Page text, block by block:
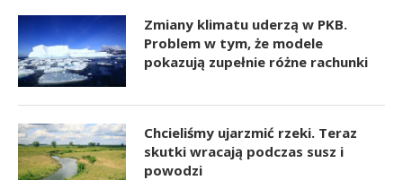
Zmiany klimatu uderzą w PKB.
Problem w tym, że modele
pokazują zupełnie różne rachunki
Chcieliśmy ujarzmić rzeki. Teraz
skutki wracają podczas susz i
powodzi